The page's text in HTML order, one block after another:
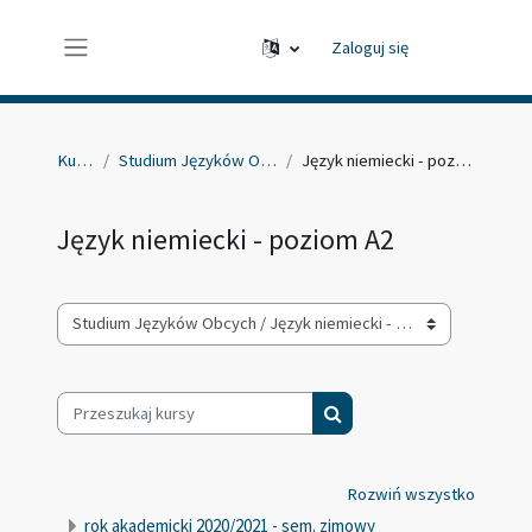
Zaloguj się
Kursy Studium Języków Obcych Język niemiecki - poziom A2
Język niemiecki - poziom A2
Kategorie kursów
Przeszukaj kursy
Przeszukaj kursy
Rozwiń wszystko
rok akademicki 2020/2021 - sem. zimowy